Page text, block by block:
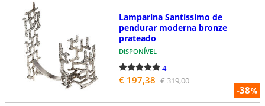
-38%
Lamparina Santíssimo de
pendurar moderna bronze
prateado
DISPONÍVEL
4
€ 197,38 € 319,00